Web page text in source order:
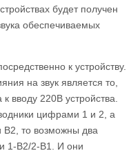
будет получен
обеспечиваемых
к устройству.
на звук является то,
вводу 220В устройства.
цифрами 1 и 2, а
В2, то возможны два
1-B2/2-B1. И они